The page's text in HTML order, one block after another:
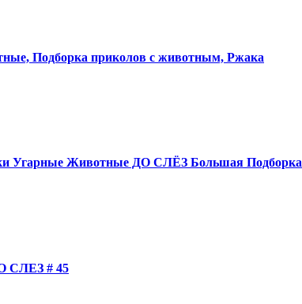
Подборка приколов с животным, Ржака
Животные ДО СЛЁЗ Большая Подборка
# 45